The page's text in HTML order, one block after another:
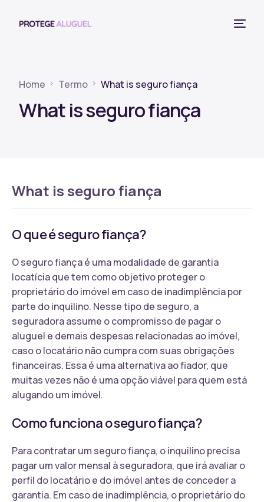
Home Termo What is seguro fiança
What is seguro fiança
What is seguro fiança
O que é seguro fiança?
O seguro fiança é uma modalidade de garantia
locatícia que tem como objetivo proteger o
proprietário do imóvel em caso de inadimplência por
parte do inquilino. Nesse tipo de seguro, a
seguradora assume o compromisso de pagar o
aluguel e demais despesas relacionadas ao imóvel,
caso o locatário não cumpra com suas obrigações
financeiras. Essa é uma alternativa ao fiador, que
muitas vezes não é uma opção viável para quem está
alugando um imóvel.
Como funciona o seguro fiança?
Para contratar um seguro fiança, o inquilino precisa
pagar um valor mensal à seguradora, que irá avaliar o
perfil do locatário e do imóvel antes de conceder a
garantia. Em caso de inadimplência, o proprietário do